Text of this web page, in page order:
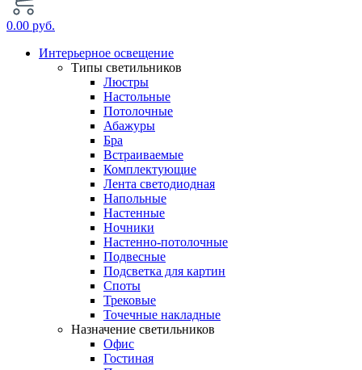
0.00 руб.
Интерьерное освещение
Типы светильников
Люстры
Настольные
Потолочные
Абажуры
Бра
Встраиваемые
Комплектующие
Лента светодиодная
Напольные
Настенные
Ночники
Настенно-потолочные
Подвесные
Подсветка для картин
Споты
Трековые
Точечные накладные
Назначение светильников
Офис
Гостиная